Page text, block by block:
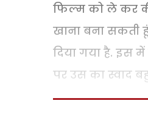
फिल्म को ले कर
खाना बना सकती
दिया गया है. इस
पर उस का स्वाद